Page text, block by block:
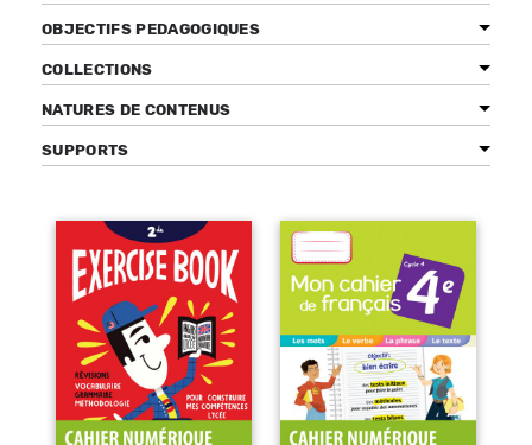
OBJECTIFS PEDAGOGIQUES
COLLECTIONS
NATURES DE CONTENUS
SUPPORTS